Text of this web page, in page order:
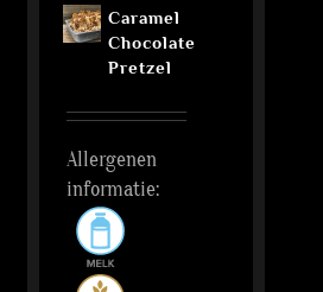
Caramel
Chocolate
Pretzel
Allergenen
informatie: